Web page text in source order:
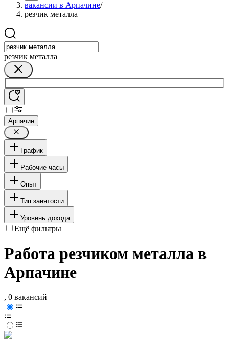
вакансии в Арпачине/
резчик металла
резчик металла
Арпачин
График
Рабочие часы
Опыт
Тип занятости
Уровень дохода
Ещё фильтры
Работа резчиком металла в
Арпачине
, 0 вакансий